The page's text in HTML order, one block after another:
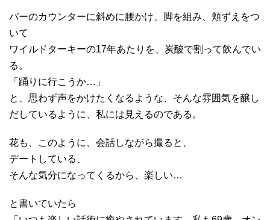
バーのカウンターに斜めに腰かけ、脚を組み、頬ずえをつ
いて
ワイルドターキーの17年あたりを、炭酸で割って飲んでい
る。
「踊りに行こうか…」
と、思わず声をかけたくなるような、そんな雰囲気を醸し
だしているように、私には見えるのである。
花も、このように、会話しながら撮ると、
デートしている、
そんな気分になってくるから、楽しい…
と書いていたら